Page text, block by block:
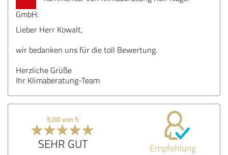
GmbH:
Lieber Herr Kowalt,
wir bedanken uns für die toll Bewertung.
Herzliche Grüße
Ihr Klimaberatung-Team
5,00 von 5
SEHR GUT Empfehlung